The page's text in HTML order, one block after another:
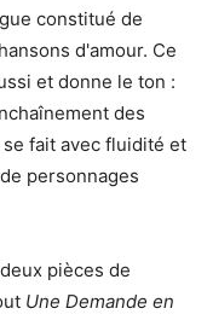
constitué de
d'amour. Ce
et donne le ton :
des
fait avec fluidité et
personnages
pièces de
Une Demande en